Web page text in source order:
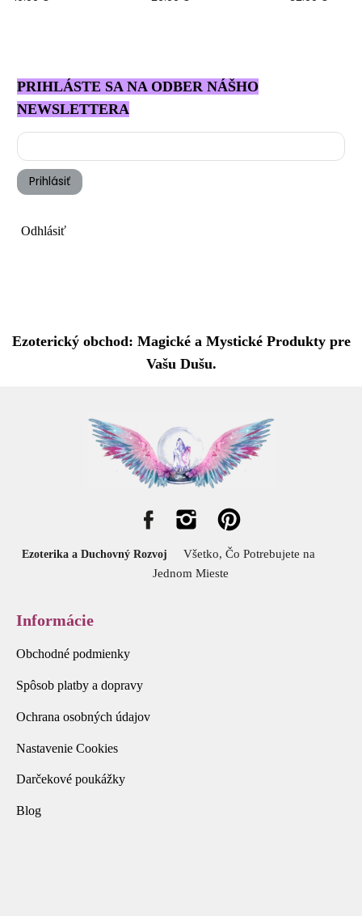
PRIHLÁSTE SA NA ODBER NÁŠHO
NEWSLETTERA
Prihlásiť
Odhlásiť
Ezoterický obchod: Magické a Mystické Produkty pre
Vašu Dušu.
Ezoterika a Duchovný Rozvoj
Všetko, Čo Potrebujete na
Jednom Mieste
Informácie
Obchodné podmienky
Spôsob platby a dopravy
Ochrana osobných údajov
Nastavenie Cookies
Darčekové poukážky
Blog